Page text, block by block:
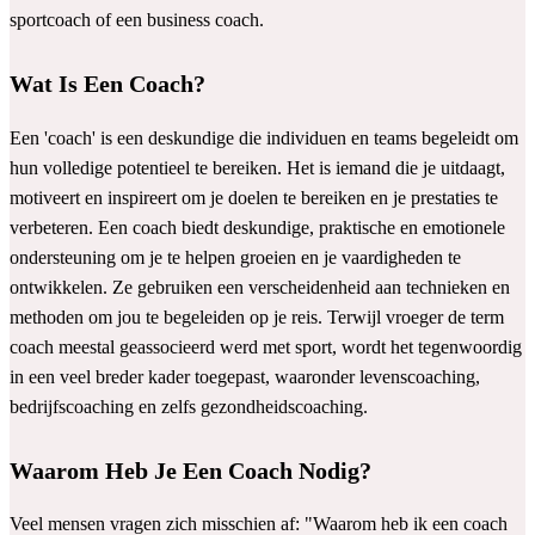
sportcoach of een business coach.
Wat Is Een Coach?
Een 'coach' is een deskundige die individuen en teams begeleidt om
hun volledige potentieel te bereiken. Het is iemand die je uitdaagt,
motiveert en inspireert om je doelen te bereiken en je prestaties te
verbeteren. Een coach biedt deskundige, praktische en emotionele
ondersteuning om je te helpen groeien en je vaardigheden te
ontwikkelen. Ze gebruiken een verscheidenheid aan technieken en
methoden om jou te begeleiden op je reis. Terwijl vroeger de term
coach meestal geassocieerd werd met sport, wordt het tegenwoordig
in een veel breder kader toegepast, waaronder levenscoaching,
bedrijfscoaching en zelfs gezondheidscoaching.
Waarom Heb Je Een Coach Nodig?
Veel mensen vragen zich misschien af: "Waarom heb ik een coach